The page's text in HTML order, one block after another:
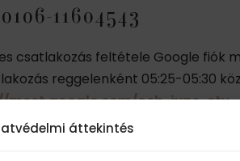
áttekintés
11604543
csatlakozás feltétele Google fiók
reggelenként 05:25-05:30
meet.google.com/ocb-jvpc-ctv
vár Omkāra!